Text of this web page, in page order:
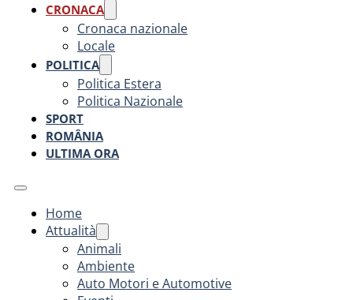
CRONACA
Cronaca nazionale
Locale
POLITICA
Politica Estera
Politica Nazionale
SPORT
ROMÂNIA
ULTIMA ORA
Home
Attualità
Animali
Ambiente
Auto Motori e Automotive